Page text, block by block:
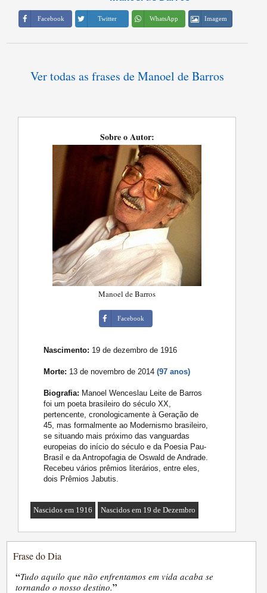
Facebook Twitter WhatsApp Imagem
Ver todas as frases de Manoel de Barros
Sobre o Autor:
Manoel de Barros
Facebook
Nascimento: 19 de dezembro de 1916
Morte: 13 de novembro de 2014(97 anos)
Biografia: Manoel Wenceslau Leite de Barros
foi um poeta brasileiro do século XX,
pertencente, cronologicamente à Geração de
45, mas formalmente ao Modernismo brasileiro,
se situando mais próximo das vanguardas
europeias do início do século e da Poesia Pau-
Brasil e da Antropofagia de Oswald de Andrade.
Recebeu vários prêmios literários, entre eles,
dois Prêmios Jabutis.
Nascidos em 1916 Nascidos em 19 de Dezembro
Frase do Dia
“Tudo aquilo que não enfrentamos em vida acaba se
tornando o nosso destino.”